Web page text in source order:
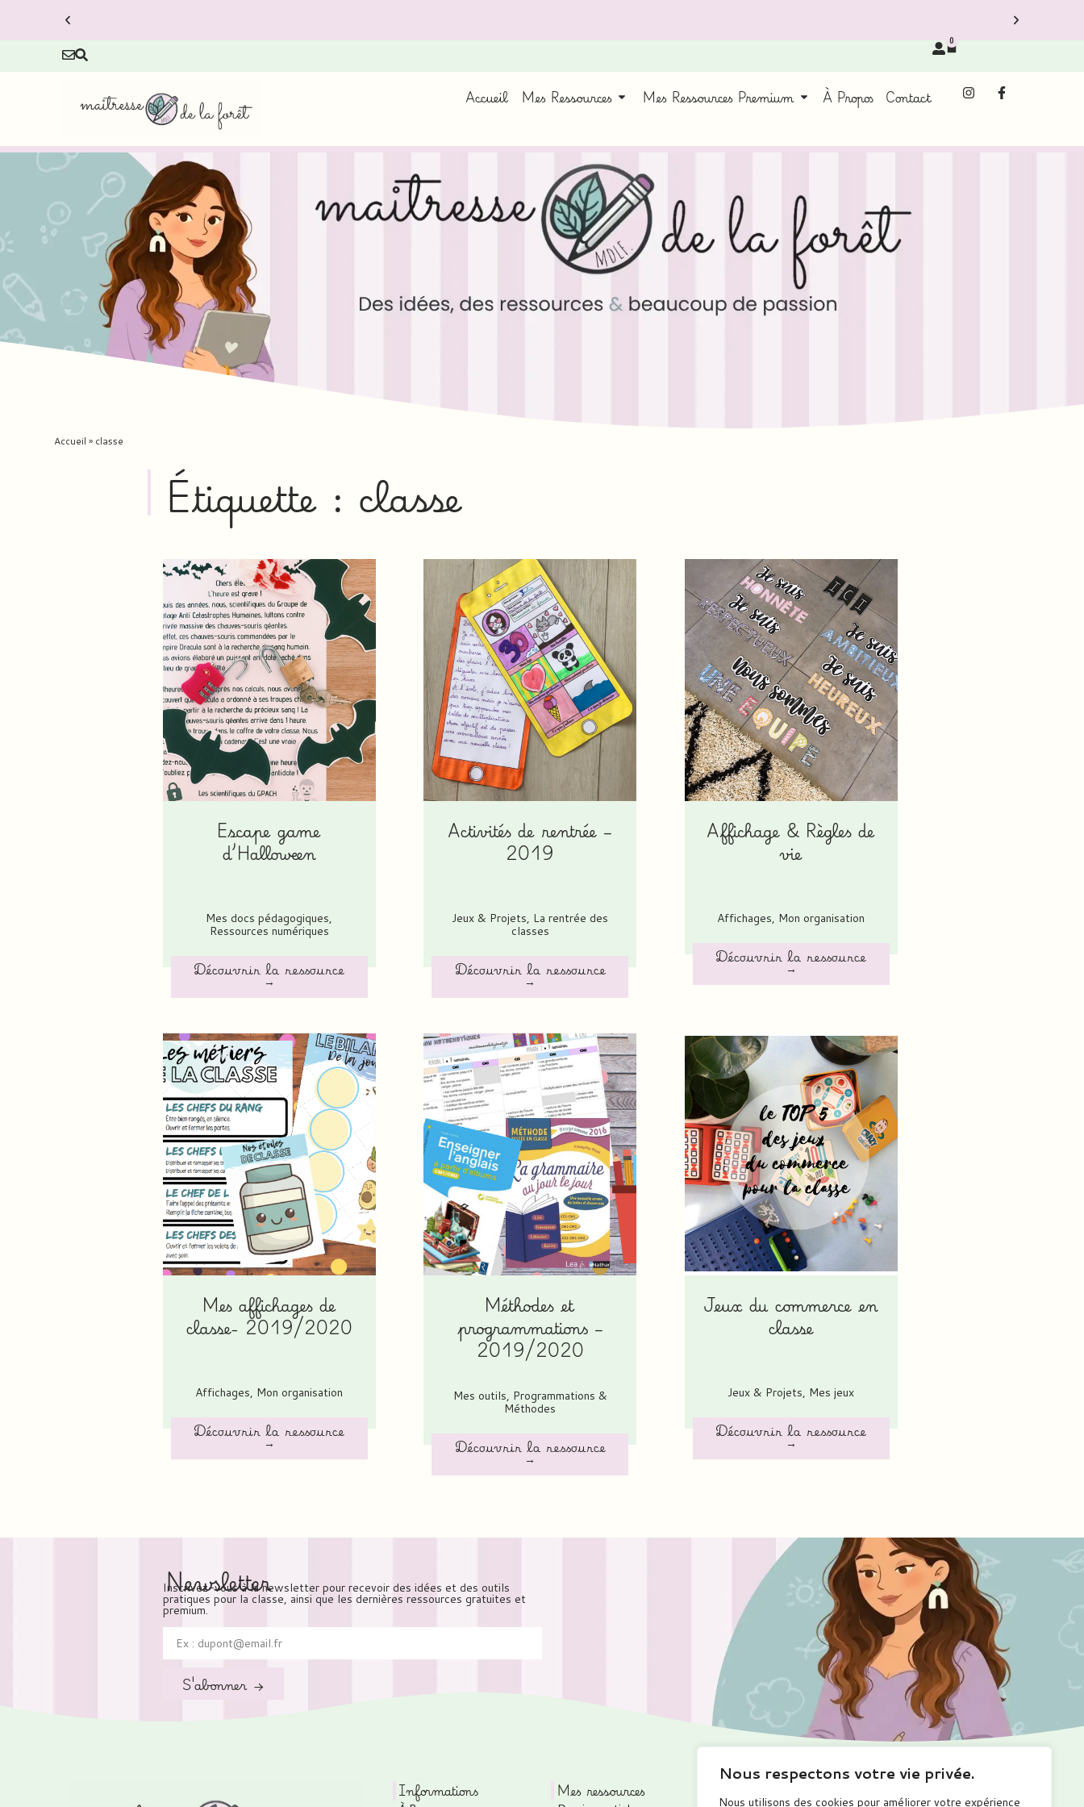
Nous respectons votre vie privée.
Nous utilisons des cookies pour améliorer votre expérience
0
Accueil Mes Ressources Mes Ressources Premium À Propos Contact
Accueil » classe
Étiquette : classe
Escape game
d’Halloween
Mes docs pédagogiques,
Ressources numériques
Découvrir la ressource
→
Activités de rentrée –
2019
Jeux & Projets, La rentrée des
classes
Découvrir la ressource
→
Affichage & Règles de
vie
Affichages, Mon organisation
Découvrir la ressource
→
Mes affichages de
classe- 2019/2020
Affichages, Mon organisation
Découvrir la ressource
→
Méthodes et
programmations –
2019/2020
Mes outils, Programmations &
Méthodes
Découvrir la ressource
→
Jeux du commerce en
classe
Jeux & Projets, Mes jeux
Découvrir la ressource
→
Newsletter
Inscrivez-vous à la newsletter pour recevoir des idées et des outils
pratiques pour la classe, ainsi que les dernières ressources gratuites et
premium.
S'abonner →
Informations Mes ressources Ma boutique Me suivre